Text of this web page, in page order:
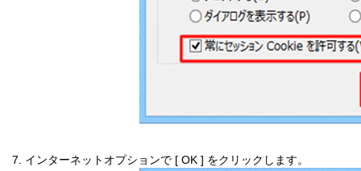
7. インターネットオプションで [ OK ] をクリックします。